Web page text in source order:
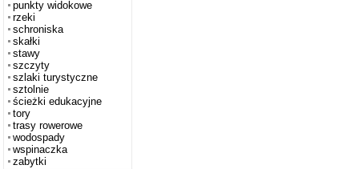
punkty widokowe
rzeki
schroniska
skałki
stawy
szczyty
szlaki turystyczne
sztolnie
ścieżki edukacyjne
tory
trasy rowerowe
wodospady
wspinaczka
zabytki